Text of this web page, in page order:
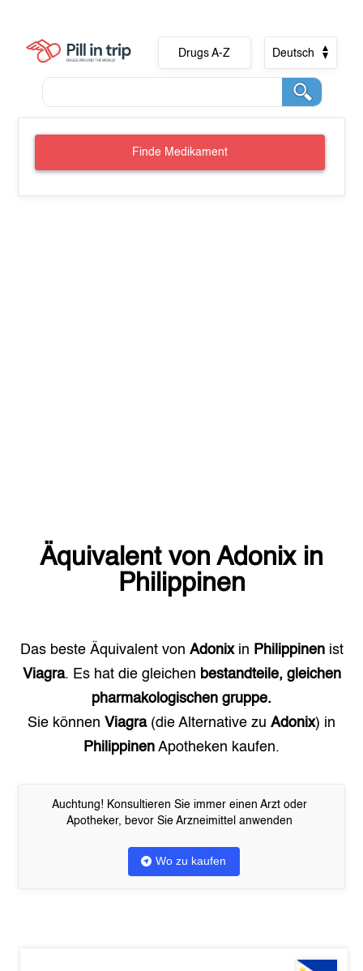
Drugs A-Z Deutsch
Finde Medikament
Äquivalent von Adonixin
Philippinen
Das beste Äquivalent von Adonixin Philippinenist
Viagra. Es hat die gleichen bestandteile, gleichen
pharmakologischen gruppe.
Sie können Viagra(die Alternative zu Adonix) in
Philippinen Apotheken kaufen.
Auchtung! Konsultieren Sie immer einen Arzt oder
Apotheker, bevor Sie Arzneimittel anwenden
Wo zu kaufen